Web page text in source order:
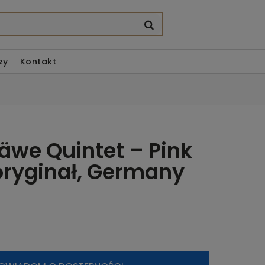
Kontakt
Quintet – Pink
Germany